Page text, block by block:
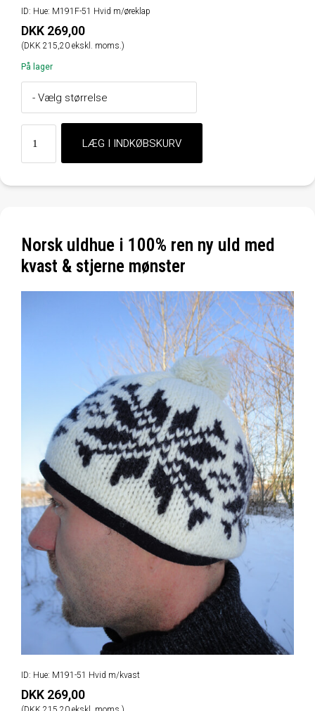
ID: Hue: M191F-51 Hvid m/øreklap
DKK 269,00
(DKK 215,20 ekskl. moms.)
På lager
Norsk uldhue i 100% ren ny uld med
kvast & stjerne mønster
ID: Hue: M191-51 Hvid m/kvast
DKK 269,00